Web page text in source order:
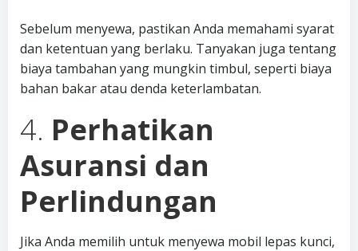
Sebelum menyewa, pastikan Anda memahami syarat
dan ketentuan yang berlaku. Tanyakan juga tentang
biaya tambahan yang mungkin timbul, seperti biaya
bahan bakar atau denda keterlambatan.
4. Perhatikan
Asuransi dan
Perlindungan
Jika Anda memilih untuk menyewa mobil lepas kunci,